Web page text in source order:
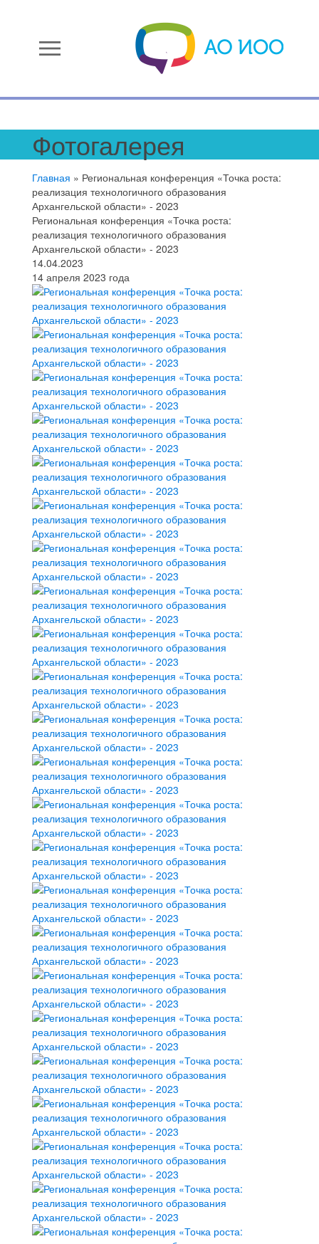
menu
Фотогалерея
Главная » Региональная конференция «Точка роста:
реализация технологичного образования
Архангельской области» - 2023
Региональная конференция «Точка роста:
реализация технологичного образования
Архангельской области» - 2023
14.04.2023
14 апреля 2023 года